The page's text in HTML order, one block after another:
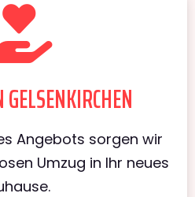
Angebots sorgen wir
Umzug in Ihr neues